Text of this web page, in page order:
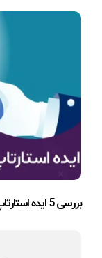
بررسی 5 ایده استارتاپ خلاقانه و پول‌ساز با هوش مصنوعی